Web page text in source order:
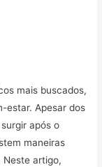
mais buscados,
estar. Apesar dos
após o
maneiras
Neste artigo,